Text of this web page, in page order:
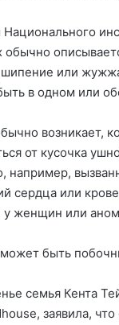
или
в одном или
возникает,
от кусочка
например,
сердца или
у женщин или
быть
семья Кента
заявила,